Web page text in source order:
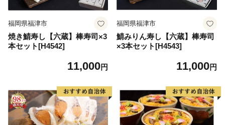
福岡県福津市
焼き鯖寿し【六蔵】棒寿司×3
本セット[H4542]
11,000円
福岡県福津市
鯖みりん寿し【六蔵】棒寿司
×3本セット[H4543]
11,000円